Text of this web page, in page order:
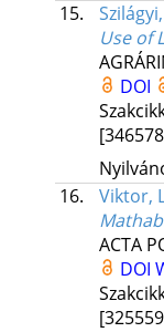
15.
Use of
DOI
16.
Viktor,
ACTA
DOI